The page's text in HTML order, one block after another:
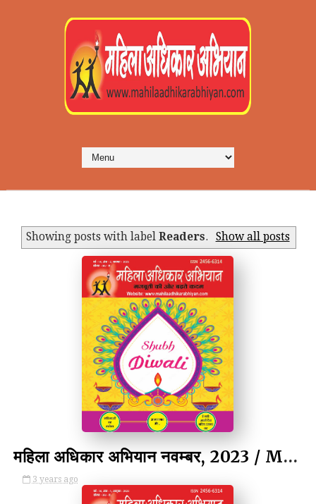
Showing posts with labelReaders. Show all posts
by Kulina Kumari
महिला अधिकार अभियान नवम्बर, 2023 / Mahila Adhikar Abhiyan, November 2023
3 years ago